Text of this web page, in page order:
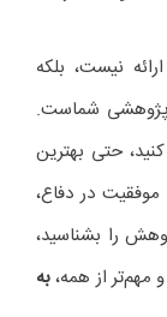
نیست، بلکه
پژوهشی شماست.
حتی بهترین
در دفاع،
را بشناسید،
مهم‌تر از همه،به